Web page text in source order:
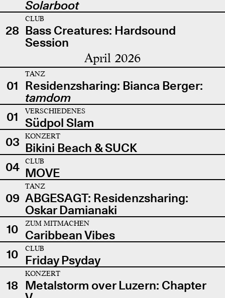
Solarboot
28
CLUB
Bass Creatures: Hardsound
Session
April 2026
01
TANZ
Residenzsharing: Bianca Berger:
tamdom
01
VERSCHIEDENES
Südpol Slam
03
KONZERT
Bikini Beach & SUCK
04
CLUB
MOVE
09
TANZ
ABGESAGT: Residenzsharing:
Oskar Damianaki
10
ZUM MITMACHEN
Caribbean Vibes
10
CLUB
Friday Psyday
18
KONZERT
Metalstorm over Luzern: Chapter